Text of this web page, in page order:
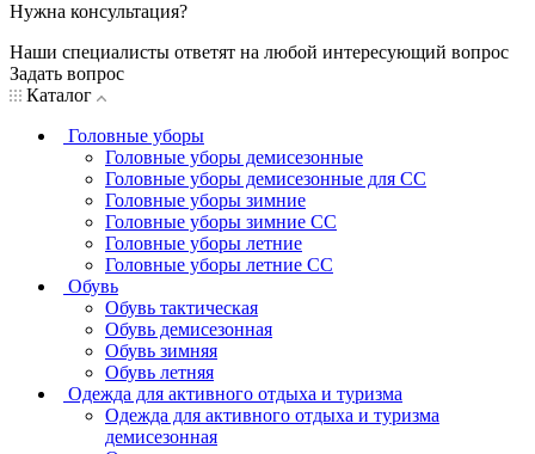
Нужна консультация?
Наши специалисты ответят на любой интересующий вопрос
Задать вопрос
Каталог
Головные уборы
Головные уборы демисезонные
Головные уборы демисезонные для СС
Головные уборы зимние
Головные уборы зимние СС
Головные уборы летние
Головные уборы летние СС
Обувь
Обувь тактическая
Обувь демисезонная
Обувь зимняя
Обувь летняя
Одежда для активного отдыха и туризма
Одежда для активного отдыха и туризма
демисезонная